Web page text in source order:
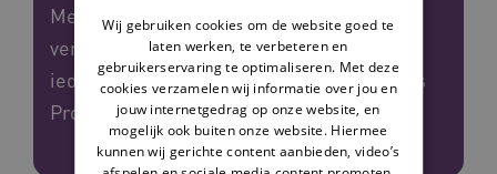
Met Mijn Vilans Protocollen hebben
verpleegkundigen en verzorgenden vanaf
ieder apparaat direct toegang tot de Vilans
Protocollen. Wanneer dat nodig is.
Wij gebruiken cookies om de website goed te
laten werken, te verbeteren en
gebruikerservaring te optimaliseren. Met deze
cookies verzamelen wij informatie over jou en
jouw internetgedrag op onze website, en
mogelijk ook buiten onze website. Hiermee
kunnen wij gerichte content aanbieden, video’s